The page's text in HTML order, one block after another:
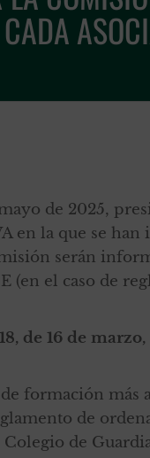
de 2025,
en la que se
serán
el caso de
de 16 de
formación más
de
de